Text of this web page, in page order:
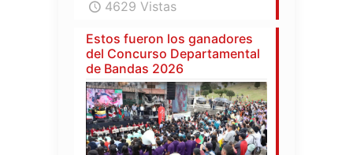
4629 Vistas
Estos fueron los ganadores
del Concurso Departamental
de Bandas 2026